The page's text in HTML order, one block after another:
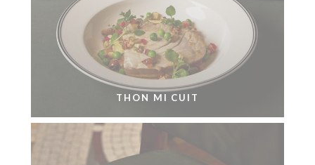
THON MI CUIT